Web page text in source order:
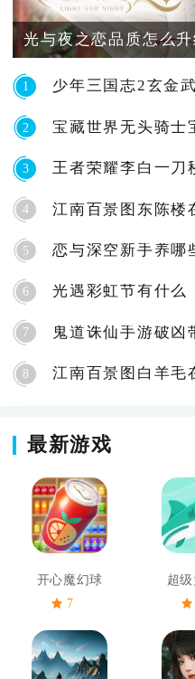
光与夜之恋品质怎么升
1 少年三国志2玄金
2 宝藏世界无头骑士
3 王者荣耀李白一刀
4 江南百景图东陈楼
5 恋与深空新手养哪
6 光遇彩虹节有什么
7 鬼道诛仙手游破凶
8 江南百景图白羊毛
最新游戏
开心魔幻球
7
超